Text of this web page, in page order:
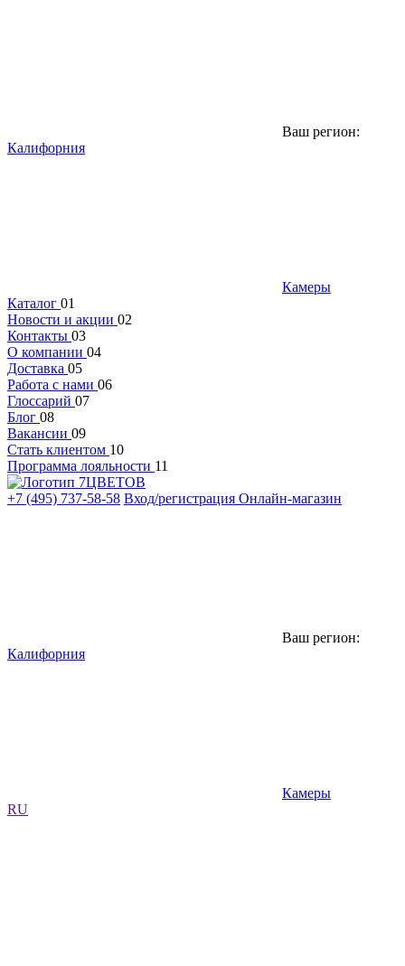
Ваш регион:
Калифорния
Камеры
Каталог 01
Новости и акции 02
Контакты 03
О компании 04
Доставка 05
Работа с нами 06
Глоссарий 07
Блог 08
Вакансии 09
Стать клиентом 10
Программа лояльности 11
+7 (495) 737-58-58 Вход/регистрация Онлайн-магазин
Ваш регион:
Калифорния
Камеры
RU